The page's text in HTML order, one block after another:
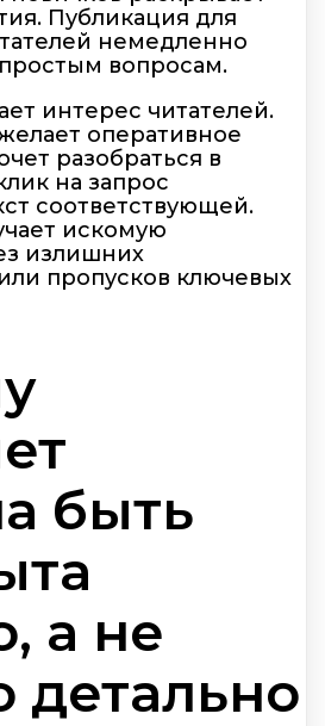
Публикация для
немедленно
вопросам.
интерес читателей.
оперативное
разобраться в
на запрос
соответствующей.
искомую
излишних
пропусков ключевых
быть
а не
детально